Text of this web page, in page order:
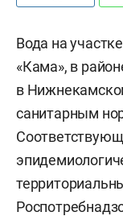
Вода на
«Кама», в
в
санитарным